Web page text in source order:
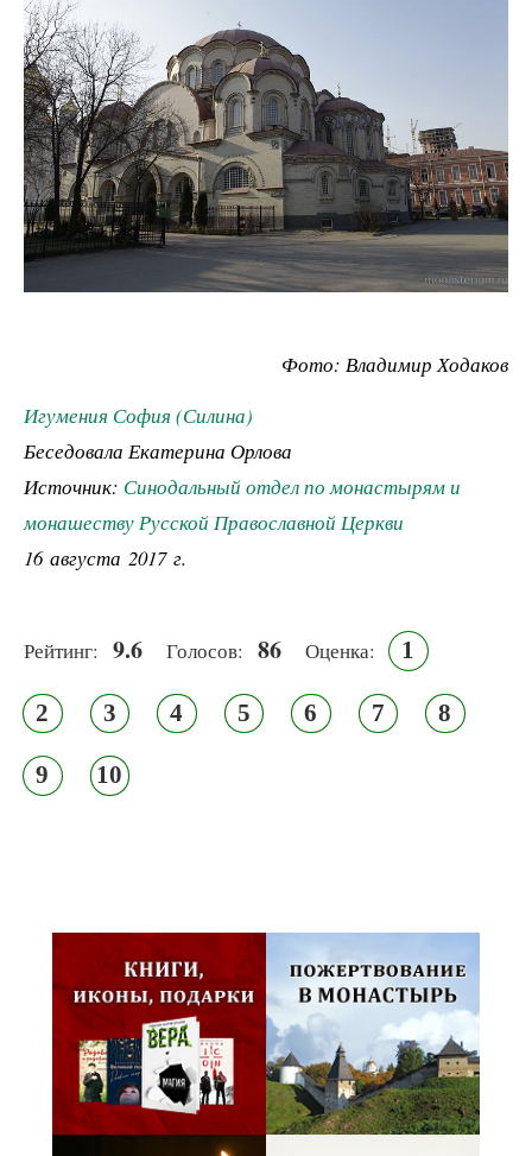
Фото: Владимир Ходаков
Игумения София (Силина)
Беседовала Екатерина Орлова
Источник: Синодальный отдел по монастырям и
монашеству Русской Православной Церкви
16 августа 2017 г.
Рейтинг: 9.6 Голосов: 86 Оценка: 1
2 3 4 5 6 7 8
9 10